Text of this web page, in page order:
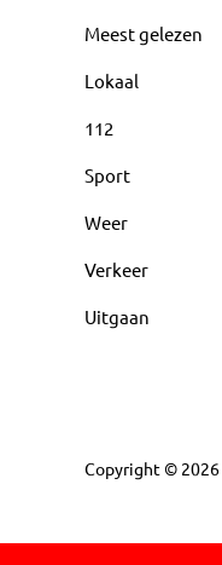
Meest gelezen
Lokaal
112
Sport
Weer
Verkeer
Uitgaan
Copyright © 2026